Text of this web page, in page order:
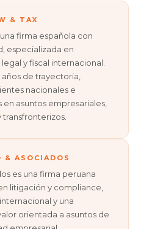
& TAX
una firma española con
especializada en
y fiscal internacional.
años de trayectoria,
nacionales e
en asuntos empresariales,
transfronterizos.
& ASOCIADOS
es una firma peruana
litigación y compliance,
y una
orientada a asuntos de